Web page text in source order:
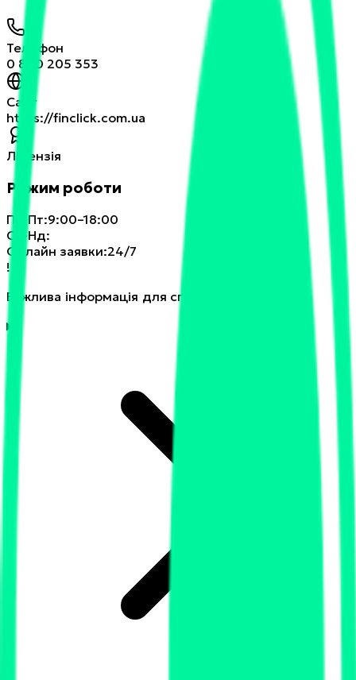
Телефон
0 800 205 353
Сайт
https://finclick.com.ua
Ліцензія
Режим роботи
Пн-Пт:9:00–18:00
Сб-Нд:
Онлайн заявки:24/7
!
Важлива інформація для споживачів